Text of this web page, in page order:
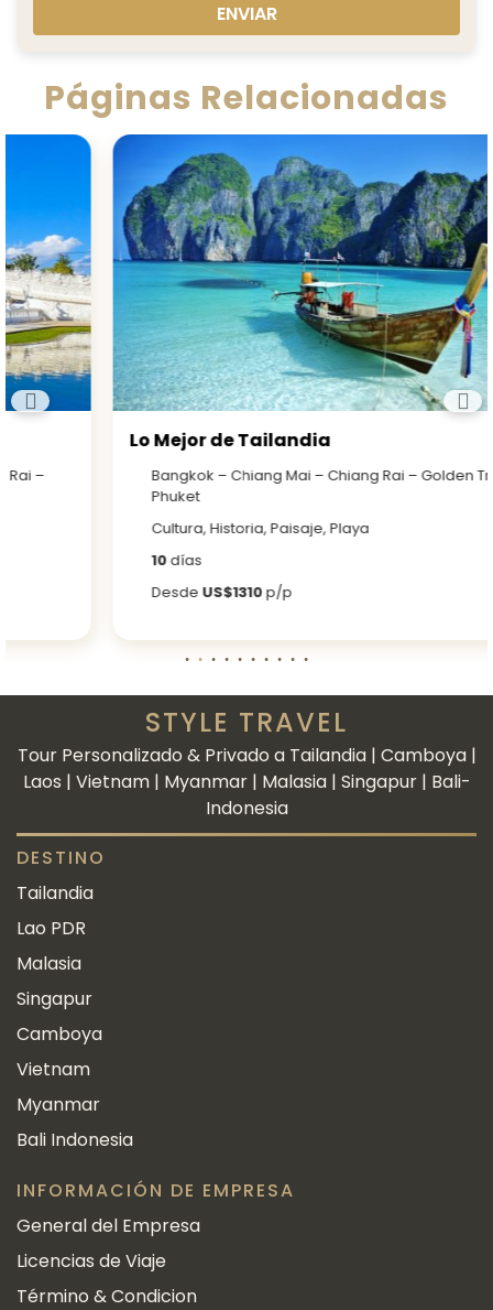
ENVIAR
Páginas Relacionadas
Lo Mejor de Tailandia
Bangkok – Chiang Mai – Chiang Rai – Golden Triangle –
Cultura, Historia, Paisaje, Playa
US$1310p/p
STYLE TRAVEL
Tour Personalizado & Privado a Tailandia | Camboya |
Laos | Vietnam | Myanmar | Malasia | Singapur | Bali-
Indonesia
DESTINO
Tailandia
Lao PDR
Malasia
Singapur
Camboya
Vietnam
Myanmar
Bali Indonesia
INFORMACIÓN DE EMPRESA
General del Empresa
Licencias de Viaje
Término & Condicion